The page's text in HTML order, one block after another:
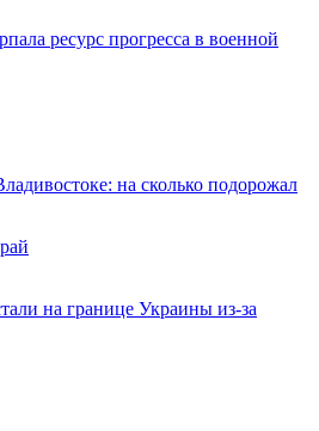
ресурс прогресса в военной
на сколько подорожал
на границе Украины из-за